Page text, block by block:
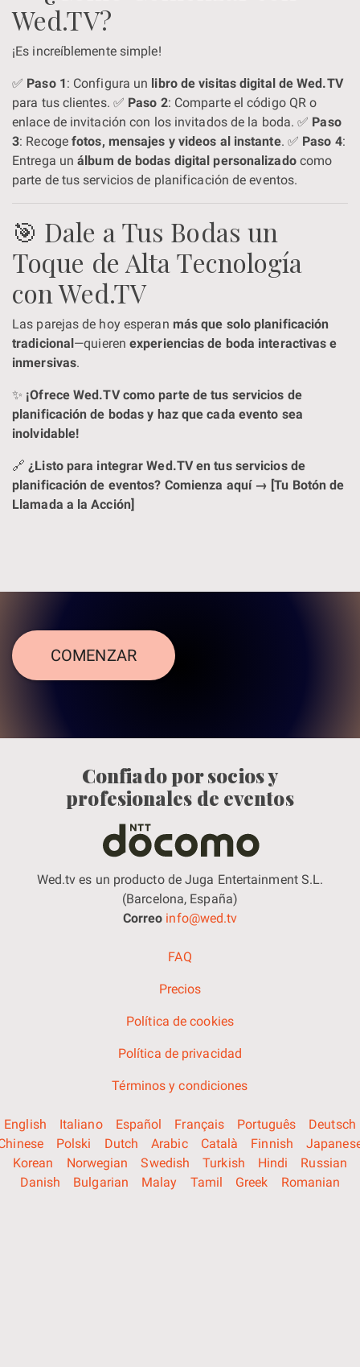
Wed.TV?
¡Es increíblemente simple!
✅ Paso 1: Configura un libro de visitas digital de Wed.TV
para tus clientes. ✅ Paso 2: Comparte el código QR o
enlace de invitación con los invitados de la boda. ✅ Paso
3: Recogefotos, mensajes y videos al instante. ✅ Paso 4:
Entrega unálbum de bodas digital personalizadocomo
parte de tus servicios de planificación de eventos.
🎯 Dale a Tus Bodas un
Toque de Alta Tecnología
con Wed.TV
Las parejas de hoy esperan más que solo planificación
tradicional—quierenexperiencias de boda interactivas e
inmersivas.
✨ ¡Ofrece Wed.TV como parte de tus servicios de
planificación de bodas y haz que cada evento sea
inolvidable!
🔗¿Listo para integrar Wed.TV en tus servicios de
planificación de eventos? Comienza aquí → [Tu Botón de
Llamada a la Acción]
COMENZAR
Confiado por socios y
profesionales de eventos
Wed.tv es un producto de Juga Entertainment S.L.
(Barcelona, España)
Correo info@wed.tv
FAQ
Precios
Política de cookies
Política de privacidad
Términos y condiciones
English Italiano Español Français Português
Deutsch
Polski Dutch Arabic Català Finnish
Korean
Norwegian Swedish Turkish Hindi
Russian
Danish
Bulgarian Malay Tamil Greek Romanian